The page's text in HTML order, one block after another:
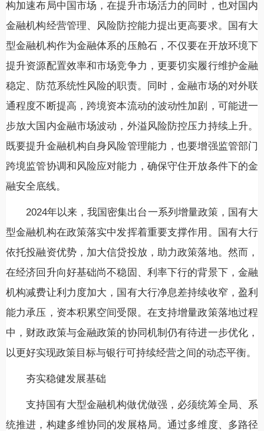
构加速布局中国市场，在提升市场活力的同时，也对国内
金融机构经营管理、风险防控能力提出更高要求。国有大
型金融机构作为金融体系的压舱石，不仅要在开放环境下
提升资源配置效率和市场竞争力，更要切实履行维护金融
稳定、防范系统性风险的职责。同时，金融市场的对外联
通程度不断提高，跨境资本流动的波动性加剧，可能进一
步放大国内金融市场波动，外溢风险防控压力持续上升。
既要提升金融机构自身风险管理能力，也要增强监管部门
跨境监管协调和风险应对能力，确保守住开放条件下的金
融安全底线。
2024年以来，我国密集出台一系列增量政策，国有大
型金融机构在政策落实中发挥着重要支撑作用。国有大行
依托投融资优势，加大信贷投放，助力政策落地。然而，
在经济回升向好基础尚不稳固、利率下行的背景下，金融
机构减费让利力度加大，国有大行净息差持续收窄，盈利
能力承压，资本积累空间受限。在支持增量政策落地过程
中，财政政策与金融政策的协同机制仍有待进一步优化，
以更好实现政策目标与银行可持续经营之间的动态平衡。
夯实稳健发展基础
支持国有大型金融机构做优做强，必须统筹全局、系
统推进，构建多维协同的发展格局。通过多维度、多路径